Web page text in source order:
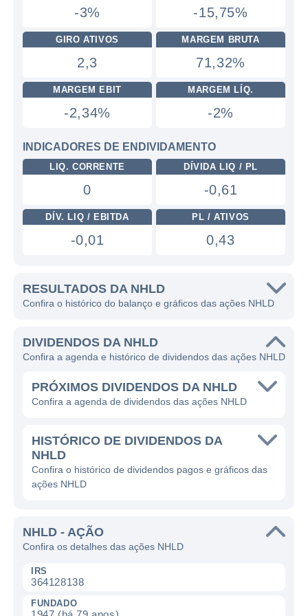
-3% -15,75%
GIRO ATIVOS
2,3
MARGEM BRUTA
71,32%
MARGEM EBIT
-2,34%
MARGEM LÍQ.
-2%
INDICADORES DE ENDIVIDAMENTO
LIQ. CORRENTE
0
DÍVIDA LIQ / PL
-0,61
DÍV. LIQ / EBITDA
-0,01
PL / ATIVOS
0,43
RESULTADOS DA NHLD
Confira o histórico do balanço e gráficos das ações NHLD
DIVIDENDOS DA NHLD
Confira a agenda e histórico de dividendos das ações NHLD
PRÓXIMOS DIVIDENDOS DA NHLD
Confira a agenda de dividendos das ações NHLD
HISTÓRICO DE DIVIDENDOS DA
NHLD
Confira o histórico de dividendos pagos e gráficos das
ações NHLD
NHLD - AÇÃO
Confira os detalhes das ações NHLD
IRS
364128138
FUNDADO